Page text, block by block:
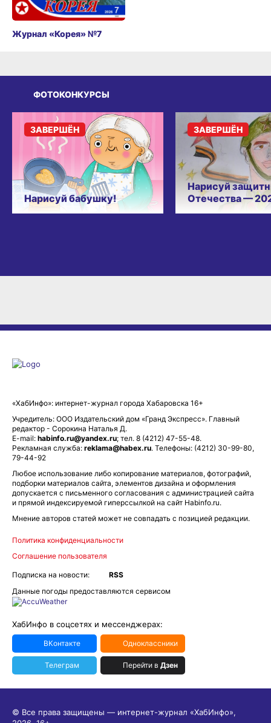
Журнал «Корея» №7
ФОТОКОНКУРСЫ
Нарисуй бабушку!
ЗАВЕРШЁН
Нарисуй
Отечества —
ЗАВЕРШЁН
«ХабИнфо»: интернет-журнал города Хабаровска 16+
Учредитель: ООО Издательский дом «Гранд Экспресс». Главный
редактор - Сорокина Наталья Д.
E-mail: habinfo.ru@yandex.ru; тел. 8 (4212) 47-55-48.
Рекламная служба: reklama@habex.ru. Телефоны: (4212) 30-99-80,
79-44-92
Любое использование либо копирование материалов, фотографий,
подборки материалов сайта, элементов дизайна и оформления
допускается с письменного согласования с администрацией сайта
и прямой индексируемой гиперссылкой на сайт Habinfo.ru.
Мнение авторов статей может не совпадать с позицией редакции.
Политика конфиденциальности
Соглашение пользователя
Подписка на новости:
RSS
Данные погоды предоставляются сервисом
ХабИнфо в соцсетях и мессенджерах:
ВКонтакте Одноклассники
Телеграм Перейти в Дзен
© Все права защищены — интернет-журнал «ХабИнфо»,